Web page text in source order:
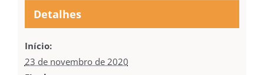
Detalhes
Início:
23 de novembro de 2020